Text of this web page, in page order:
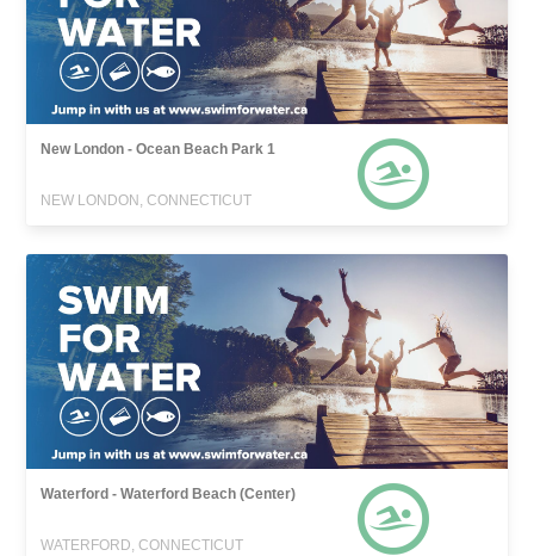
New London - Ocean Beach Park 1
NEW LONDON, CONNECTICUT
Waterford - Waterford Beach (Center)
WATERFORD, CONNECTICUT